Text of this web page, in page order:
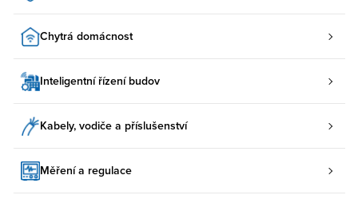
Chytrá domácnost
Inteligentní řízení budov
Kabely, vodiče a příslušenství
Měření a regulace